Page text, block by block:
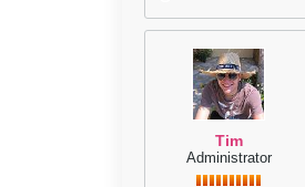
Tim
Administrator